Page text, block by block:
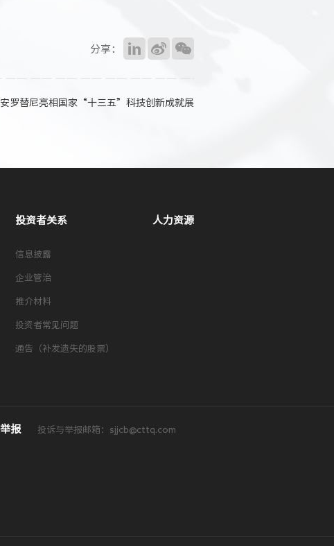
分享：
安罗替尼亮相国家“十三五”科技创新成就展
投资者关系
信息披露
企业管治
推介材料
投资者常见问题
通告（补发遗失的股票）
人力资源
报 投诉与举报邮箱：sjjcb@cttq.com